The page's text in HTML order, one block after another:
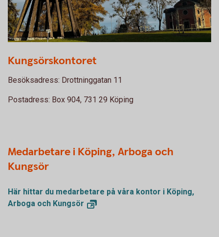
Kungsörskontoret
Besöksadress: Drottninggatan 11
Postadress: Box 904, 731 29 Köping
Medarbetare i Köping, Arboga och
Kungsör
Här hittar du medarbetare på våra kontor i Köping,
Arboga och Kungsör